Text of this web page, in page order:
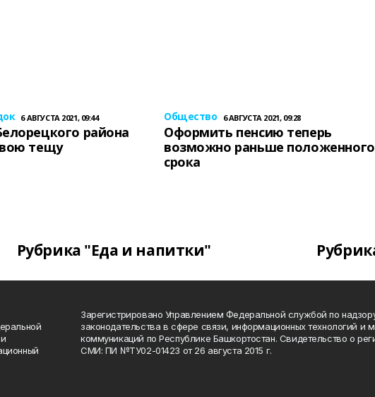
6 АВГУСТА 2021, 09:44
района
тещу
Общество 6 АВГУСТА 2021, 09:28
Оформить пенсию теперь
возможно раньше положенного
срока
Рубрика "Еда и напитки"
Зарегистрировано Управлением Федеральной службой по
законодательства в сфере связи, информационных технологий и
коммуникаций по Республике Башкортостан. Свидетельство о
СМИ: ПИ №ТУ02-01423 от 26 августа 2015 г.